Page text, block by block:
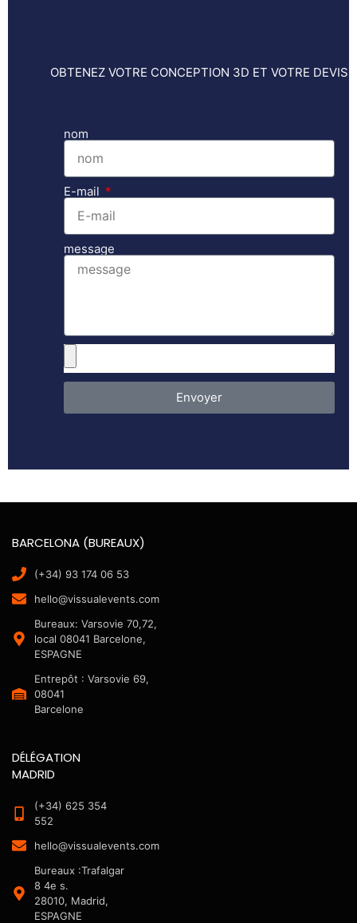
OBTENEZ VOTRE CONCEPTION 3D ET VOTRE DEVIS
nom
E-mail
message
Envoyer
BARCELONA (BUREAUX)
(+34) 93 174 06 53
hello@vissualevents.com
Bureaux: Varsovie 70,72,
local 08041 Barcelone,
ESPAGNE
Entrepôt : Varsovie 69,
08041
Barcelone
DÉLÉGATION
MADRID
(+34) 625 354
552
hello@vissualevents.com
Bureaux :Trafalgar
8 4e s.
28010, Madrid,
ESPAGNE